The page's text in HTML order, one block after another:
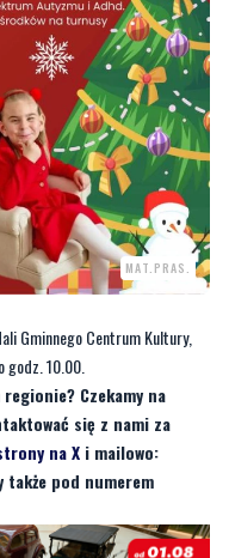
MAT.PRAS.
Gminnego Centrum Kultury,
godz. 10.00.
Czekamy na
się z nami za
na X i mailowo:
także pod numerem